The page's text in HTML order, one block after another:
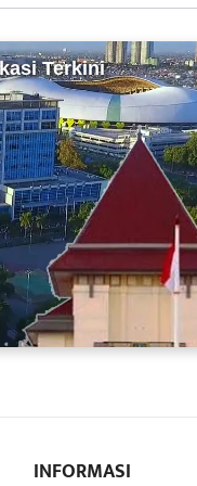
Terkini
INFORMASI